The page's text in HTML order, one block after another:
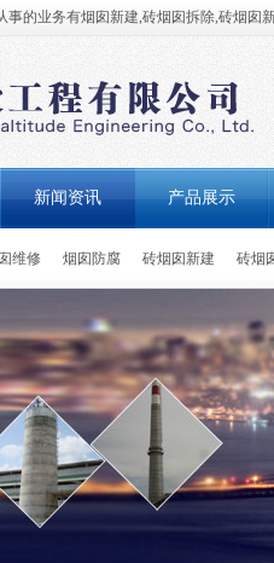
的业务有烟囱新建,砖烟囱拆除,砖烟囱
新闻资讯 产品展示
维修 烟囱防腐 砖烟囱新建 砖烟